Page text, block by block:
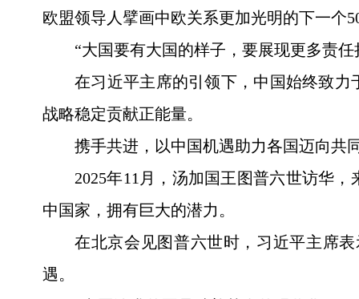
欧盟领导人擘画中欧关系更加光明的下一
“大国要有大国的样子，要展现更多责任
在习近平主席的引领下，中国始终致
战略稳定贡献正能量。
携手共进，以中国机遇助力各国迈向
2025年11月，汤加国王图普六世访华
中国家，拥有巨大的潜力。
在北京会见图普六世时，习近平主席
遇。